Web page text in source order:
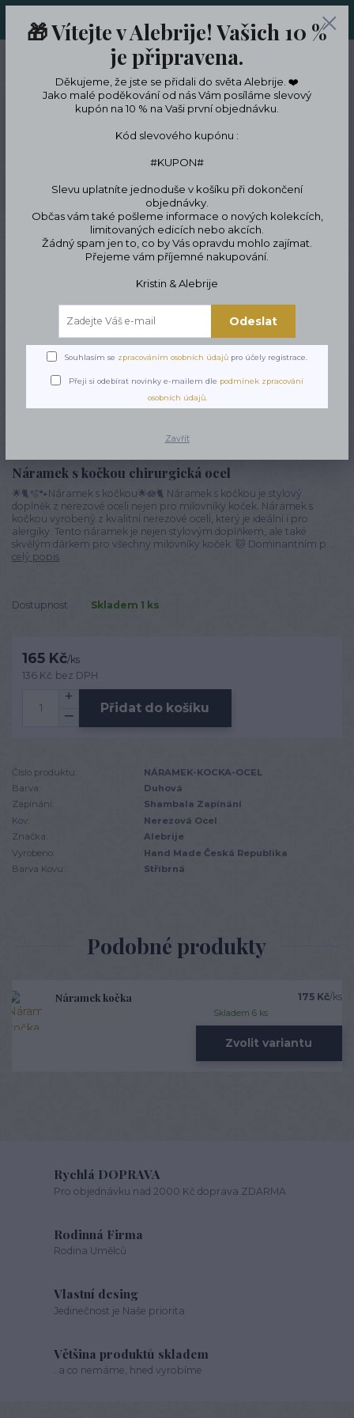
LIMITKÁCH
CZK
Hledat
Náhrdelníky Náhrdelník z chirurgické oceli
kočkou
Náramek s kočkou
Náramek s kočkou chirurgická ocel
🌟🐈🫧🐾Náramek s kočkou🌟🪷🐈 Náramek s kočkou je stylový
doplněk z nerezové oceli nejen pro milovníky koček. Náramek s
kočkou vyrobený z kvalitní nerezové oceli, který je ideální i pro
alergiky. Tento náramek je nejen stylovým doplňkem, ale také
skvělým dárkem pro všechny milovníky koček. 🐱 Dominantním p...
celý popis
Dostupnost Skladem 1 ks
165 Kč/ks
136 Kč bez DPH
Přidat do košíku
Číslo produktu:
NÁRAMEK-KOCKA-OCEL
Barva:
Duhová
Zapínání:
Shambala Zapínání
Kov:
Nerezová Ocel
Značka:
Alebrije
Vyrobeno:
Hand Made Česká Republika
Barva Kovu:
Stříbrná
Podobné produkty
Náramek kočka 175 Kč/ks
Skladem 6 ks
Zvolit variantu
Rychlá DOPRAVA
Pro objednávku nad 2000 Kč doprava ZDARMA
Rodinná Firma
Rodina Umělců
Vlastní desing
Jedinečnost je Naše priorita
Většina produktů skladem
..a co nemáme, hned vyrobíme
🎁 Vítejte v Alebrije! Vašich 10 %
je připravena.
Děkujeme, že jste se přidali do světa Alebrije. ❤️
Jako malé poděkování od nás Vám posíláme slevový
kupón na 10 % na Vaši první objednávku.
Kód slevového kupónu :
#KUPON#
Slevu uplatníte jednoduše v košíku při dokončení
objednávky.
Občas vám také pošleme informace o nových kolekcích,
limitovaných edicích nebo akcích.
Žádný spam jen to, co by Vás opravdu mohlo zajímat.
Přejeme vám příjemné nakupování.
Kristin & Alebrije
Odeslat
Souhlasím se zpracováním osobních údajů pro účely registrace.
Přeji si odebírat novinky e-mailem dle podmínek zpracování
osobních údajů.
Zavřít